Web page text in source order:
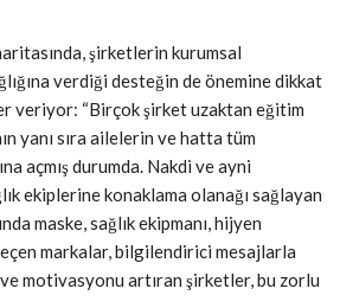
şirketlerin kurumsal
verdiği desteğin de önemine dikkat
veriyor: “Birçok şirket uzaktan eğitim
yanı sıra ailelerin ve hatta tüm
açmış durumda. Nakdi ve ayni
ekiplerine konaklama olanağı sağlayan
maske, sağlık ekipmanı, hijyen
markalar, bilgilendirici mesajlarla
ve motivasyonu artıran şirketler, bu zorlu